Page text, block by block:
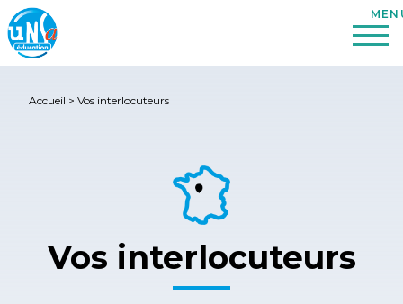
Accueil > Vos interlocuteurs
Vos interlocuteurs